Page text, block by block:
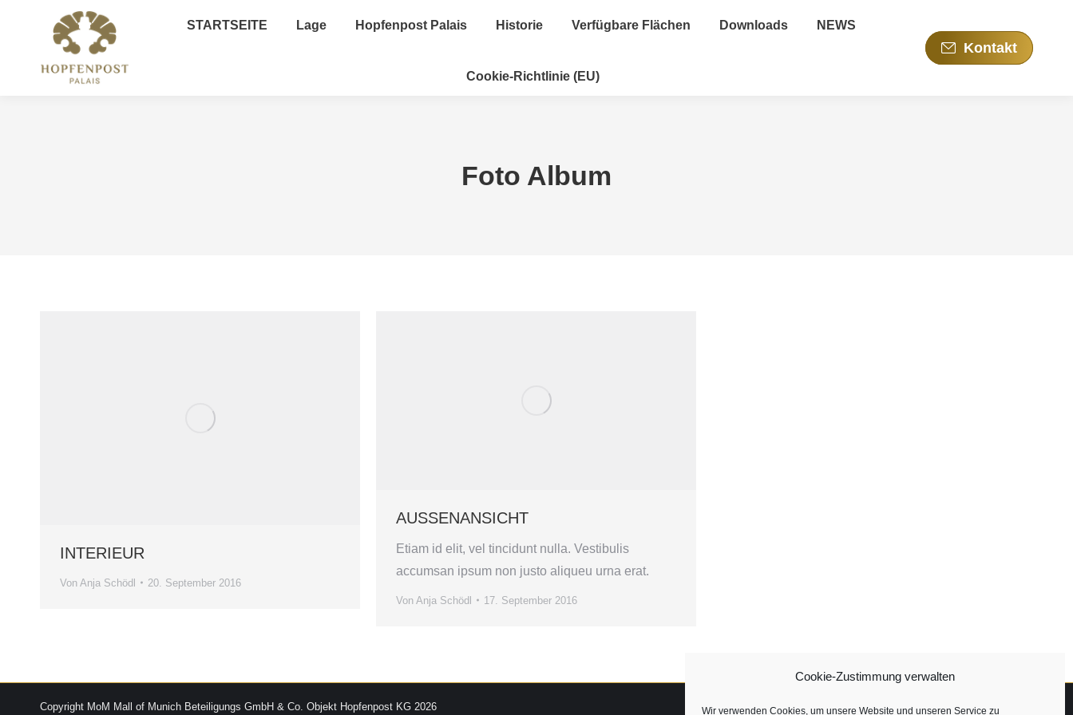
Cookie-Zustimmung verwalten
Wir verwenden Cookies, um unsere Website und unseren Service zu
STARTSEITE Lage Hopfenpost Palais Historie Verfügbare Flächen Downloads NEWS
Cookie-Richtlinie (EU)
Kontakt
Foto Album
INTERIEUR
Von Anja Schödl 20. September 2016
AUSSENANSICHT
Etiam id elit, vel tincidunt nulla. Vestibulis
accumsan ipsum non justo aliqueu urna erat.
Von Anja Schödl 17. September 2016
Copyright MoM Mall of Munich Beteiligungs GmbH & Co. Objekt Hopfenpost KG 2026